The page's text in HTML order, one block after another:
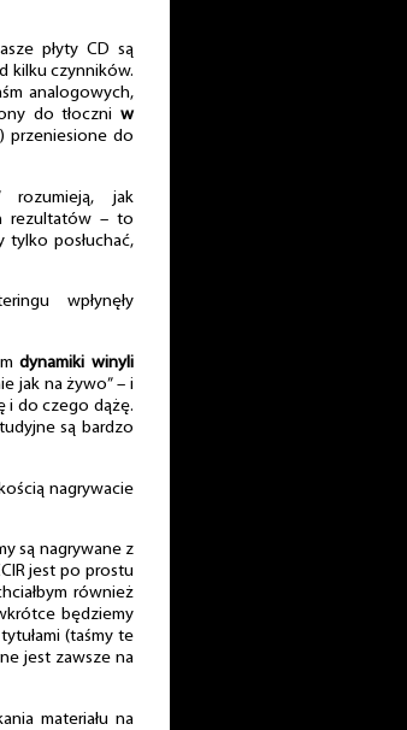
płyty CD są
kilku czynników.
analogowych,
do tłoczni w
przeniesione do
rozumieją, jak
rezultatów – to
tylko posłuchać,
wpłynęły
dynamiki winyli
jak na żywo” – i
i do czego dążę.
są bardzo
nagrywacie
są nagrywane z
jest po prostu
również
będziemy
(taśmy te
jest zawsze na
materiału na